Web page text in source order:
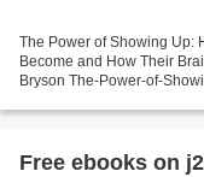
The Power of Showing Up:
Become and How Their
Bryson The-Power-of-
Free ebooks on